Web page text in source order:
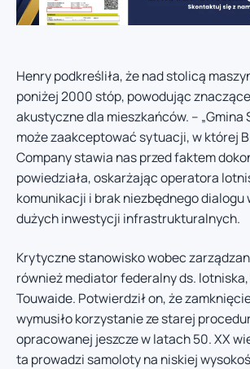
Henry podkreśliła, że nad stolicą
poniżej 2000 stóp, powodując
akustyczne dla mieszkańców. – „Gmina
może zaakceptować sytuacji, w której
Company stawia nas przed faktem
powiedziała, oskarżając operatora
komunikacji i brak niezbędnego dialogu
dużych inwestycji infrastrukturalnych.
Krytyczne stanowisko wobec
również mediator federalny ds.
Touwaide. Potwierdził on, że
wymusiło korzystanie ze starej
opracowanej jeszcze w latach 50. XX
ta prowadzi samoloty na niskiej